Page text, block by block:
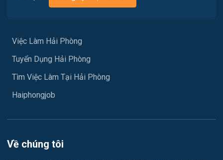
Y tế
May mặc
Việc làm An Hải
Việc làm An Phong
Việc làm Hải Dương
Việc Làm Hải Phòng
Tuyển Dụng Hải Phòng
Tìm Việc Làm Tại Hải Phòng
Haiphongjob
Về chúng tôi